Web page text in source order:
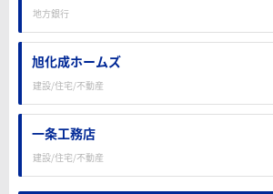
地方銀行
旭化成ホームズ
建設/住宅/不動産
一条工務店
建設/住宅/不動産